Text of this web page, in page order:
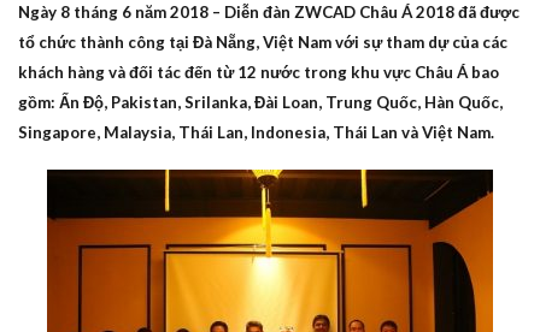
Ngày 8 tháng 6 năm 2018 – Diễn đàn ZWCAD Châu Á 2018 đã được
tổ chức thành công tại Đà Nẵng, Việt Nam với sự tham dự của các
khách hàng và đối tác đến từ 12 nước trong khu vực Châu Á bao
gồm: Ấn Độ, Pakistan, Srilanka, Đài Loan, Trung Quốc, Hàn Quốc,
Singapore, Malaysia, Thái Lan, Indonesia, Thái Lan và Việt Nam.